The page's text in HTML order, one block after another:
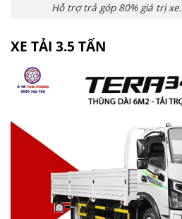
Hỗ trợ trả góp 80% giá trị xe.
XE TẢI 3.5 TẤN